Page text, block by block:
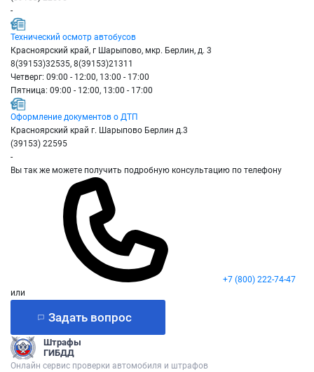
-
Технический осмотр автобусов
Красноярский край, г Шарыпово, мкр. Берлин, д. 3
8(39153)32535, 8(39153)21311
Четверг: 09:00 - 12:00, 13:00 - 17:00
Пятница: 09:00 - 12:00, 13:00 - 17:00
Оформление документов о ДТП
Красноярский край г. Шарыпово Берлин д.3
(39153) 22595
-
Вы так же можете получить подробную консультацию по телефону
+7 (800) 222-74-47
или
Задать вопрос
Штрафы
ГИБДД
Онлайн сервис проверки автомобиля и штрафов